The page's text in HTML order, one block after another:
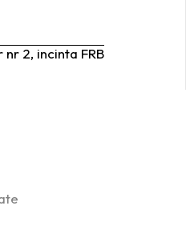
2, incinta FRB